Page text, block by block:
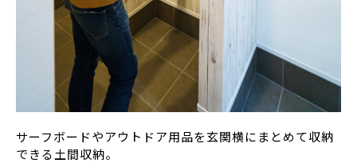
サーフボードやアウトドア用品を玄関横にまとめて収納
できる土間収納。